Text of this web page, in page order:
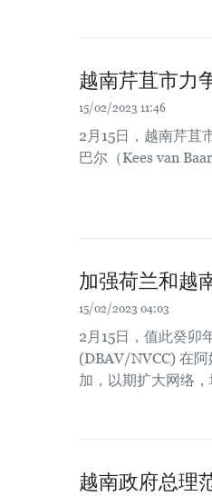
越南芹苴市力
15/02/2023 11:46
2月15日，越南芹苴
巴尔（Kees van
加强荷兰和越
15/02/2023 04:03
2月15日，值此癸卯
(DBAV/NVCC) 在
加，以期扩大网络，
越南政府总理